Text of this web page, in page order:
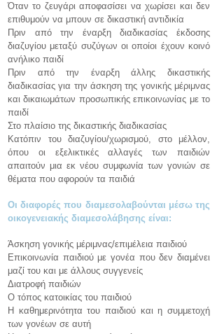
Όταν το ζευγάρι αποφασίσει να χωρίσει και δεν
επιθυμούν να μπουν σε δικαστική αντιδικία
Πριν από την έναρξη διαδικασίας έκδοσης
διαζυγίου μεταξύ συζύγων οι οποίοι έχουν κοινό
ανήλικο παιδί
Πριν από την έναρξη άλλης δικαστικής
διαδικασίας για την άσκηση της γονικής μέριμνας
και δικαιωμάτων προσωπικής επικοινωνίας με το
παιδί
Στο πλαίσιο της δικαστικής διαδικασίας
Κατόπιν του διαζυγίου/χωρισμού, στο μέλλον,
όπου οι εξελικτικές αλλαγές των παιδιών
απαιτούν μια εκ νέου συμφωνία των γονιών σε
θέματα που αφορούν τα παιδιά
Οι διαφορές που διαμεσολαβούνται μέσω της
οικογενειακής διαμεσολάβησης είναι:
Άσκηση γονικής μέριμνας/επιμέλεια παιδιού
Επικοινωνία παιδιού με γονέα που δεν διαμένει
μαζί του και με άλλους συγγενείς
Διατροφή παιδιών
Ο τόπος κατοικίας του παιδιού
Η καθημερινότητα του παιδιού και η συμμετοχή
των γονέων σε αυτή